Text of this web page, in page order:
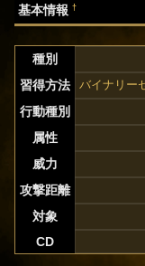
基本情報†
種別
習得方法
バイナリー
行動種別
属性
威力
攻撃距離
対象
CD